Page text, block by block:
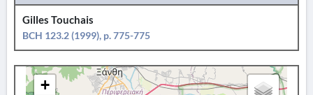
Gilles Touchais
BCH 123.2 (1999), p. 775-775
+